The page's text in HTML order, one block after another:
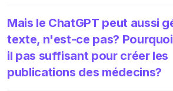
Mais le ChatGPT peut aussi
texte, n'est-ce pas?
il pas suffisant pour créer les
publications des médecins?